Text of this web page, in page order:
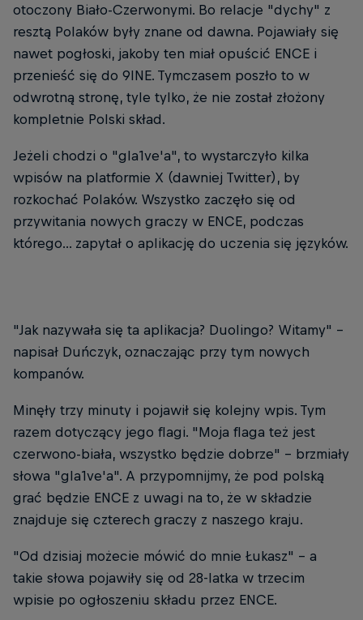
otoczony Biało-Czerwonymi. Bo relacje "dychy" z
resztą Polaków były znane od dawna. Pojawiały się
nawet pogłoski, jakoby ten miał opuścić ENCE i
przenieść się do 9INE. Tymczasem poszło to w
odwrotną stronę, tyle tylko, że nie został złożony
kompletnie Polski skład.
Jeżeli chodzi o "gla1ve'a", to wystarczyło kilka
wpisów na platformie X (dawniej Twitter), by
rozkochać Polaków. Wszystko zaczęło się od
przywitania nowych graczy w ENCE, podczas
którego... zapytał o aplikację do uczenia się języków.
"Jak nazywała się ta aplikacja? Duolingo? Witamy" -
napisał Duńczyk, oznaczając przy tym nowych
kompanów.
Minęły trzy minuty i pojawił się kolejny wpis. Tym
razem dotyczący jego flagi. "Moja flaga też jest
czerwono-biała, wszystko będzie dobrze" - brzmiały
słowa "gla1ve'a". A przypomnijmy, że pod polską
grać będzie ENCE z uwagi na to, że w składzie
znajduje się czterech graczy z naszego kraju.
"Od dzisiaj możecie mówić do mnie Łukasz" - a
takie słowa pojawiły się od 28-latka w trzecim
wpisie po ogłoszeniu składu przez ENCE.